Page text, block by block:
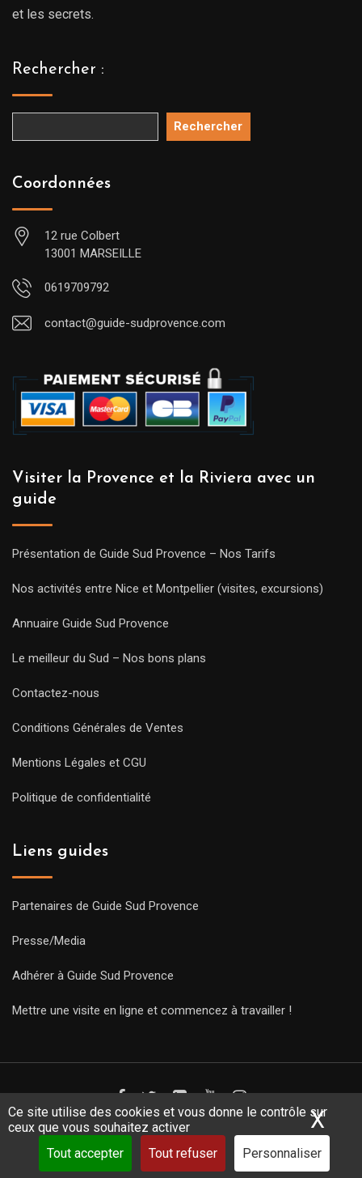
Ce site utilise des cookies et vous donne le contrôle sur
ceux que vous souhaitez activer
Tout accepter
Tout refuser Personnaliser
X
et les secrets.
Rechercher :
Rechercher
Coordonnées
12 rue Colbert
13001 MARSEILLE
0619709792
contact@guide-sudprovence.com
Visiter la Provence et la Riviera avec un
guide
Présentation de Guide Sud Provence – Nos Tarifs
Nos activités entre Nice et Montpellier (visites, excursions)
Annuaire Guide Sud Provence
Le meilleur du Sud – Nos bons plans
Contactez-nous
Conditions Générales de Ventes
Mentions Légales et CGU
Politique de confidentialité
Liens guides
Partenaires de Guide Sud Provence
Presse/Media
Adhérer à Guide Sud Provence
Mettre une visite en ligne et commencez à travailler !
Copyright Guides 2021. Tous droits réservés.
Développement
web sur mesurepar iSoluce